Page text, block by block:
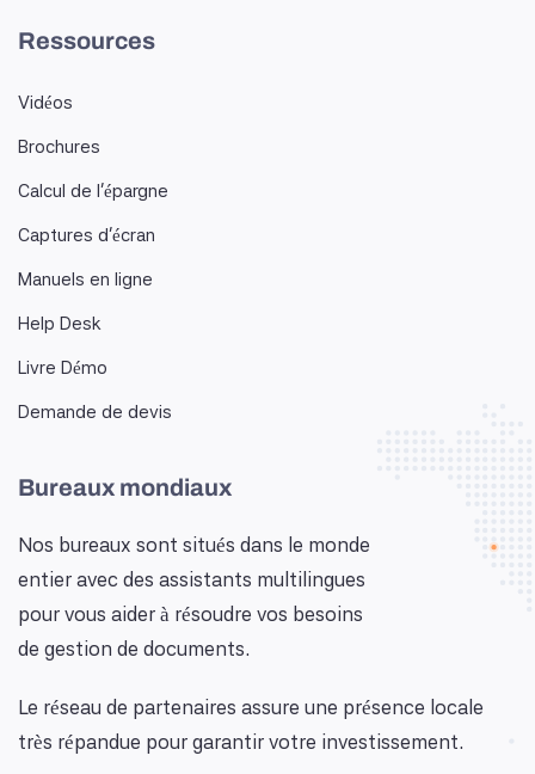
Ressources
Vidéos
Brochures
Calcul de l'épargne
Captures d'écran
Manuels en ligne
Help Desk
Livre Démo
Demande de devis
Bureaux mondiaux
Nos bureaux sont situés dans le monde
entier avec des assistants multilingues
pour vous aider à résoudre vos besoins
de gestion de documents.
Le réseau de partenaires assure une présence locale
très répandue pour garantir votre investissement.